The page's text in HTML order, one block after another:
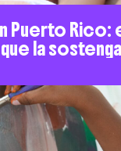
Puerto Rico:
la sostenga